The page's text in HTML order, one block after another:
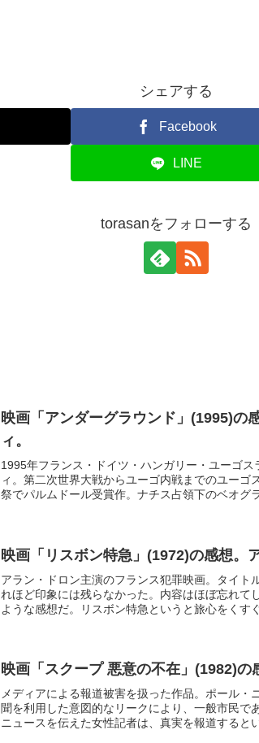
シェアする
Facebook
LINE
torasanをフォローする
映画「アンダーグラウンド」(1995)の
ィ。
1995年フランス・ドイツ・ハンガリー・ユーゴ
ィ。第二次世界大戦からユーゴ内戦までのユー
祭でパルムドール受賞作。ナチス占領下のベオグ
映画「リスボン特急」(1972)の感想。
アラン・ドロン主演のフランス犯罪映画。タイト
れほど印象には残らなかった。内容はほぼ忘れて
ような感想だ。リスボン特急というと旅心をくす
映画「スクープ 悪意の不在」(1982)の
メディアによる報道被害を扱った作品。ポール
聞を利用した意図的なリークにより、一般市民で
ニュースを伝えた女性記者は、真実を報道すると